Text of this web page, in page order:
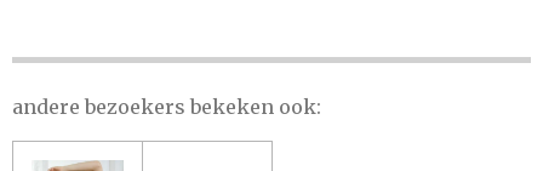
N
E
N
andere bezoekers bekeken ook: